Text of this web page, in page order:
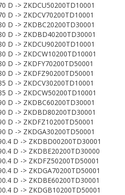
D -> ZKDCU50200TD10001
D -> ZKDCV70200TD10001
D -> ZKDBC20200TD30001
D -> ZKDBD40200TD30001
D -> ZKDCU90200TD10001
D -> ZKDCW10200TD10001
D -> ZKDFY70200TD50001
D -> ZKDFZ90200TD50001
D -> ZKDCV30200TD10001
D -> ZKDCW50200TD10001
D -> ZKDBC60200TD30001
D -> ZKDBD80200TD30001
D -> ZKDFZ10200TD50001
D -> ZKDGA30200TD50001
D -> ZKDBD00200TD30001
D -> ZKDBE20200TD30000
D -> ZKDFZ50200TD50001
D -> ZKDGA70200TD50001
D -> ZKDBE60200TD30001
D -> ZKDGB10200TD50001